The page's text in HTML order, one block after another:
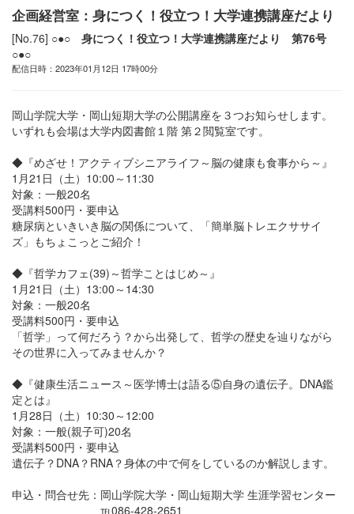
企画経営室：身につく！役立つ！大学連携講座だより
[No.76] ○●○ 身につく！役立つ！大学連携講座だより 第76号
○●○
配信日時：2023年01月12日 17時00分
岡山学院大学・岡山短期大学の公開講座を３つお知らせします。
いずれも会場は大学内図書館１階 第２閲覧室です。
◆『めざせ！アクティブシニアライフ～脳の健康も食事から～』
1月21日（土）10:00～11:30
対象：一般20名
受講料500円・要申込
糖尿病といきいき脳の関係について、「簡単脳トレエクササイ
ズ」もちょこっとご紹介！
◆『哲学カフェ(39)～哲学ことはじめ～』
1月21日（土）13:00～14:30
対象：一般20名
受講料500円・要申込
「哲学」って何だろう？から出発して、哲学の歴史を辿りながら
その世界に入ってみませんか？
◆『健康生活ニュース～医学博士は語る⑤自身の遺伝子。DNA鑑
定とは』
1月28日（土）10:30～12:00
対象：一般(親子可)20名
受講料500円・要申込
遺伝子？DNA？RNA？身体の中で何をしているのか解説します。
申込・問合せ先：岡山学院大学・岡山短期大学 生涯学習センター
℡086-428-2651